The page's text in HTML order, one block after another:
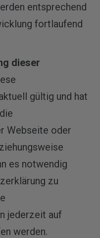
entsprechend
fortlaufend
dieser
gültig und hat
Webseite oder
es notwendig
zu
jederzeit auf
werden.